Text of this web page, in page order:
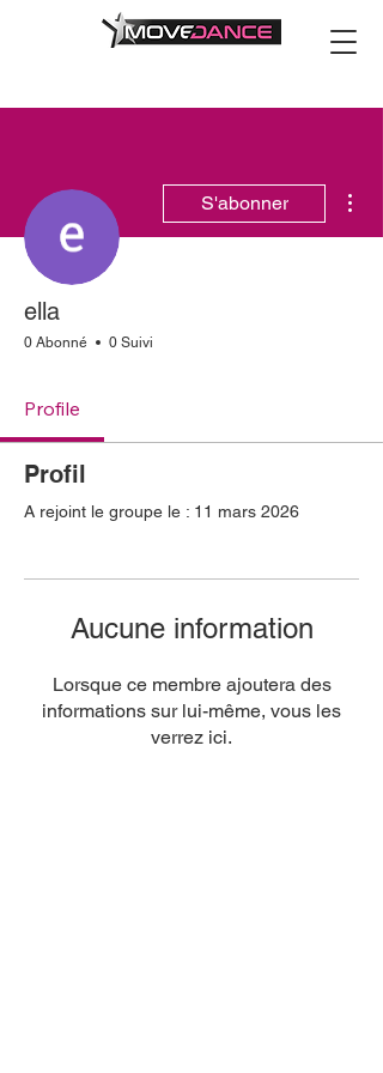
S'abonner
ella
0 Abonné 0 Suivi
Profile
Profil
A rejoint le groupe le : 11 mars 2026
Aucune information
Lorsque ce membre ajoutera des
informations sur lui-même, vous les
verrez ici.